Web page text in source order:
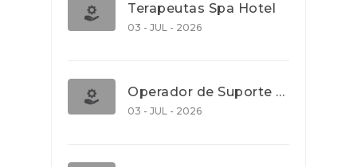
Terapeutas Spa Hotel
03 - JUL - 2026
Operador de Suporte Operacional
03 - JUL - 2026